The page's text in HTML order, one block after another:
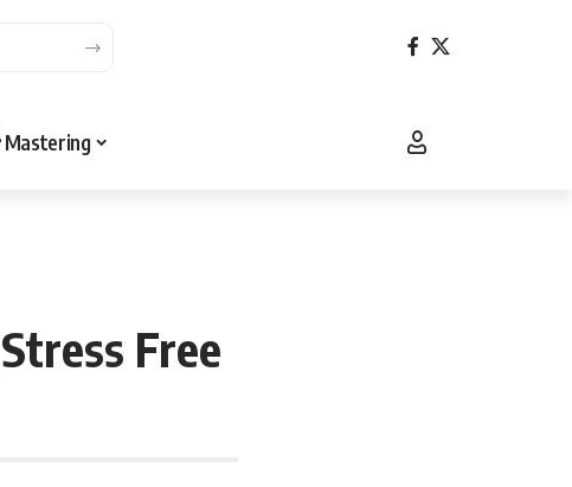
Mastering
Stress Free